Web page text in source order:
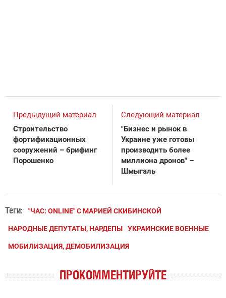
Предыдущий материал
Строительство
фортификационных
сооружений – брифинг
Порошенко
Следующий материал
"Бизнес и рынок в
Украине уже готовы
производить более
миллиона дронов" –
Шмыгаль
Теги: "ЧАС: ONLINE" С МАРИЕЙ СКИБИНСКОЙ
НАРОДНЫЕ ДЕПУТАТЫ, НАРДЕПЫ УКРАИНСКИЕ ВОЕННЫЕ
МОБИЛИЗАЦИЯ, ДЕМОБИЛИЗАЦИЯ
ПРОКОММЕНТИРУЙТЕ